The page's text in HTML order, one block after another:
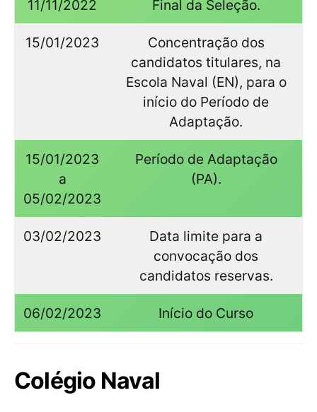
11/11/2022
Final da Seleção.
15/01/2023
Concentração dos
candidatos titulares, na
Escola Naval (EN), para o
início do Período de
Adaptação.
15/01/2023
a
05/02/2023
Período de Adaptação
(PA).
03/02/2023
Data limite para a
convocação dos
candidatos reservas.
06/02/2023 Início do Curso
Colégio Naval